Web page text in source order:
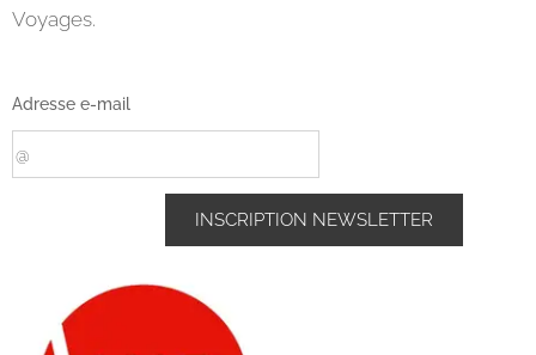
Voyages.
Adresse e-mail
INSCRIPTION NEWSLETTER